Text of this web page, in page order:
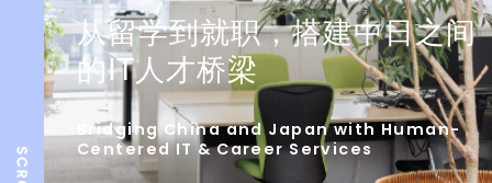
从留学到就职，搭建中日之间
的IT人才桥梁
Bridging China and Japan with Human-
Centered IT & Career Services